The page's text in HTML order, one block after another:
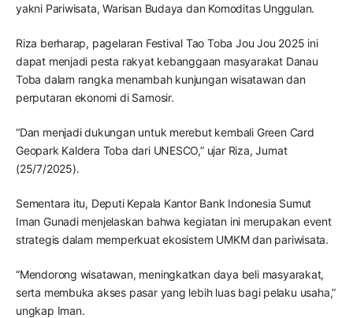
yakni Pariwisata, Warisan Budaya dan Komoditas Unggulan.
Riza berharap, pagelaran Festival Tao Toba Jou Jou 2025 ini
dapat menjadi pesta rakyat kebanggaan masyarakat Danau
Toba dalam rangka menambah kunjungan wisatawan dan
perputaran ekonomi di Samosir.
“Dan menjadi dukungan untuk merebut kembali Green Card
Geopark Kaldera Toba dari UNESCO,” ujar Riza, Jumat
(25/7/2025).
Sementara itu, Deputi Kepala Kantor Bank Indonesia Sumut
Iman Gunadi menjelaskan bahwa kegiatan ini merupakan event
strategis dalam memperkuat ekosistem UMKM dan pariwisata.
“Mendorong wisatawan, meningkatkan daya beli masyarakat,
serta membuka akses pasar yang lebih luas bagi pelaku usaha,”
ungkap Iman.